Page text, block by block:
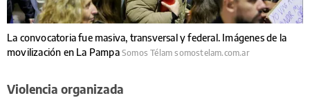
La convocatoria fue masiva, transversal y federal. Imágenes de la
movilización en La Pampa Somos Télam somostelam.com.ar
Violencia organizada